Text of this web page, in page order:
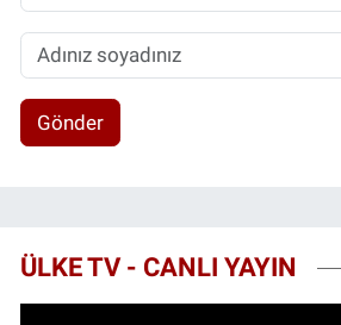
Gönder
ÜLKE TV - CANLI YAYIN